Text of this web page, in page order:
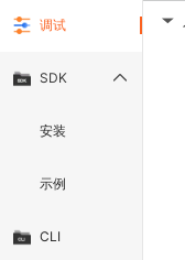
调试
SDK
安装
示例
CLI
▶